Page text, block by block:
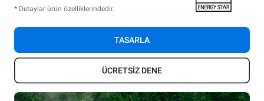
* Detaylar ürün özelliklerindedir.
TASARLA
ÜCRETSİZ DENE